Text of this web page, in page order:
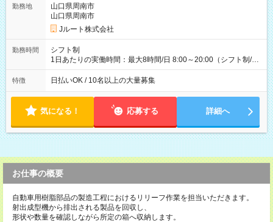
万円／週6日稼働 ・地方郊外エリア 月収40万円／週5日稼働 月
収40万円~50万円／週6日稼働 ＜モデルイメージ＞ ■月収50万
円 (27歳男性/江東区在住)※元建築関係 1日150個配達×25日勤務
(日休み) ■月収80万円(43歳男性/墨田区在住)※元営業 1日200個
勤務地
山口県周南市
山口県周南市
Jルート株式会社
勤務時間
シフト制
1日あたりの実働時間：最大8時間/日 8:00～20:00（シフト制/実
働8時間） ※週5日勤務（場所次第では週4も有り） ※配達状況
によって時間外での勤務可能性有り ※案件により多少の前後あ
特徴 日払いOK / 10名以上の大量募集
気になる！ 応募する 詳細へ
お仕事の概要
自動車用樹脂部品の製造工程におけるリリーフ作業を担当いただきます。
射出成型機から排出される製品を回収し、
形状や数量を確認しながら所定の箱へ収納します。